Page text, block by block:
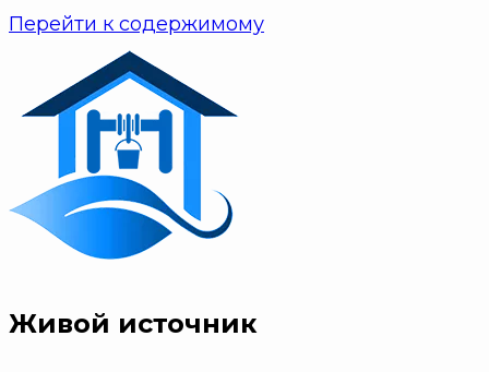
Перейти к содержимому
Живой источник